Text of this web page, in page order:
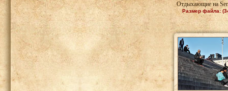
Отдыхающие на
Размер файла: